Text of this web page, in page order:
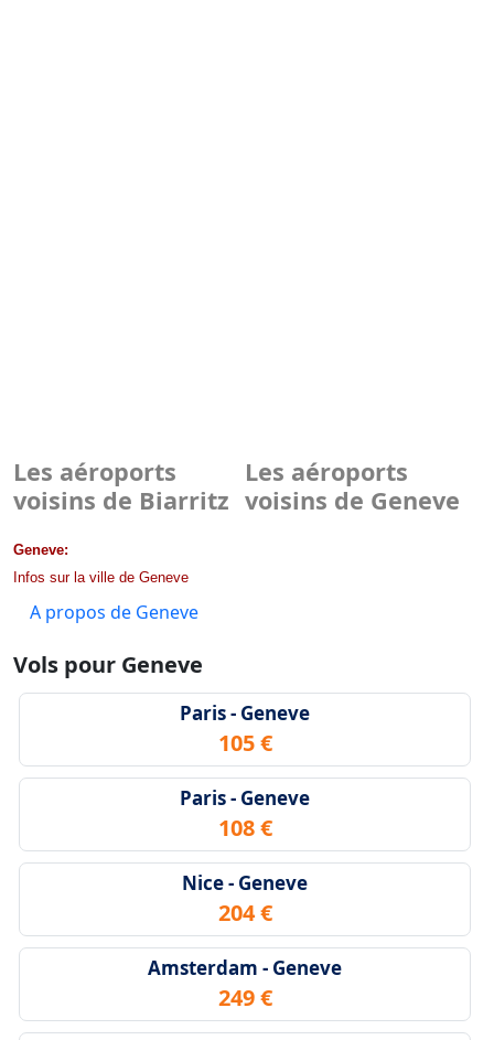
Les aéroports
voisins de Biarritz
Les aéroports
voisins de Geneve
Geneve:
Infos sur la ville de Geneve
A propos de Geneve
Vols pour Geneve
Paris - Geneve
105 €
Paris - Geneve
108 €
Nice - Geneve
204 €
Amsterdam - Geneve
249 €